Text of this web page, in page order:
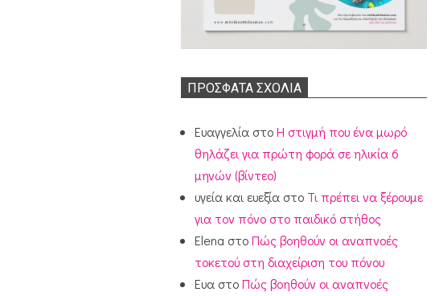
ΠΡΌΣΦΑΤΑ ΣΧΌΛΙΑ
Ευαγγελία στοΗ στιγμή που ένα μωρό
θηλάζει για πρώτη φορά σε ηλικία 6
μηνών (βίντεο)
υγεία και ευεξία στο Τι πρέπει να ξέρουμε
για τον πόνο στο παιδικό στήθος
Elena στοΠώς βοηθούν οι αναπνοές
τοκετού στη διαχείριση του πόνου
Ευα στοΠώς βοηθούν οι αναπνοές